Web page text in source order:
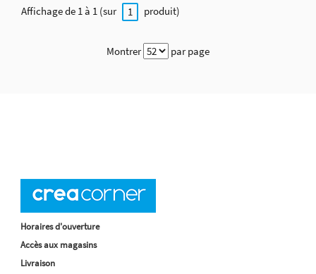
Affichage de 1 à 1 (sur 1 produit)
Montrer par page
Horaires d'ouverture
Accès aux magasins
Livraison